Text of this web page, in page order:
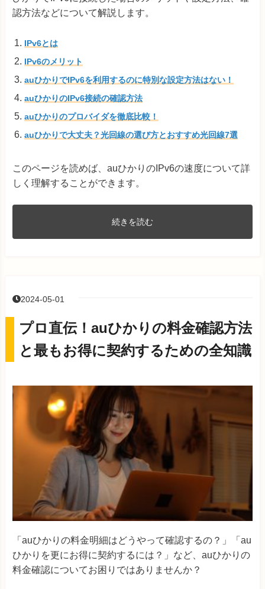
認方法などについて解説します。
IPv6とは
IPv6のメリット
auひかりでIPv6を利用するのに特別な設定方法はない！
auひかりのIPv6接続の確認方法
auひかりのプロバイダを徹底比較！
auひかりで大丈夫？光回線の選び方とおすすめ光回線7選
このページを読めば、auひかりのIPv6の速度について詳
しく理解することができます。
続きを読む
2024-05-01
プロ直伝！auひかりの料金確認方法
と最もお得に契約するための全知識
「auひかりの料金明細はどうやって確認するの？」「au
ひかりを更にお得に契約するには？」など、auひかりの
料金確認についてお困りではありませんか？